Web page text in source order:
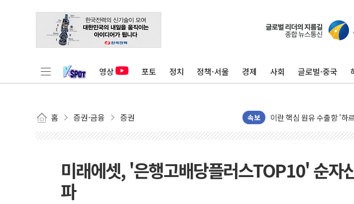
영상 포토 정치 정책·서울 경제 사회 글로벌·중국
홈 증권·금융 증권 속보
유럽증시, 美 고용 예상
[종합] 이슬람 수니파 3국,
트럼프, 백신·자폐증 행
이란 핵심 원유 수출항 '하
美 고용 쇼크에 엔화 장중
뉴욕증시 프리뷰, 美 고용
[종합] 美 7월 고용 2만
미래에셋, '은행고배당플러스TOP10' 순자
파